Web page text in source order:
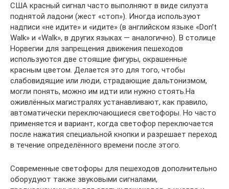
США красный сигнал часто выполняют в виде силуэта
поднятой ладони (жест «стоп»). Иногда используют
надписи «не идите» и «идите» (в английском языке «Don’t
Walk» и «Walk», в других языках — аналогично). В столице
Норвегии для запрещения движения пешеходов
используются две стоящие фигуры, окрашенные
красным цветом. Делается это для того, чтобы
слабовидящие или люди, страдающие дальтонизмом,
могли понять, можно им идти или нужно стоять.На
оживлённых магистралях устанавливают, как правило,
автоматически переключающиеся светофоры. Но часто
применяется и вариант, когда светофор переключается
после нажатия специальной кнопки и разрешает переход
в течение определённого времени после этого.
Современные светофоры для пешеходов дополнительно
оборудуют также звуковыми сигналами,